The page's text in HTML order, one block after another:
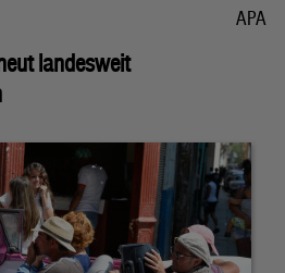
APA
landesweit